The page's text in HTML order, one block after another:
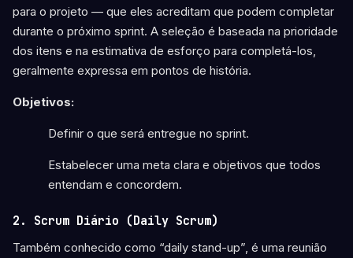
para o projeto — que eles acreditam que podem completar
durante o próximo sprint. A seleção é baseada na prioridade
dos itens e na estimativa de esforço para completá-los,
geralmente expressa em pontos de história.
Objetivos:
Definir o que será entregue no sprint.
Estabelecer uma meta clara e objetivos que todos
entendam e concordem.
2. Scrum Diário (Daily Scrum)
Também conhecido como “daily stand-up”, é uma reunião